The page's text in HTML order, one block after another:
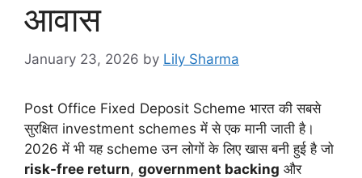
आवास
January 23, 2026 by Lily Sharma
Post Office Fixed Deposit Scheme भारत की सबसे
सुरक्षित investment schemes में से एक मानी जाती है।
2026 में भी यह scheme उन लोगों के लिए खास बनी हुई है जो
risk-free return, government backing और